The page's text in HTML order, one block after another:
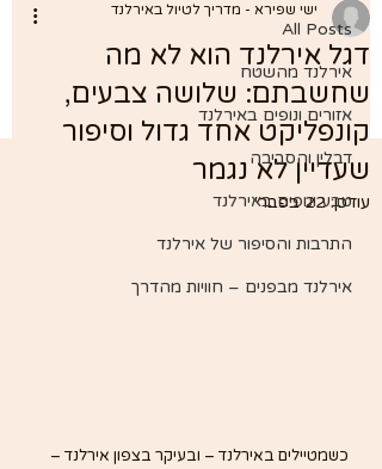
All Posts
אירלנד מהשטח
אזורים ונופים באירלנד
דבלין והסביבה
טבע ונופים באירלנד
התרבות והסיפור של אירלנד
אירלנד מבפנים – חוויות מהדרך
דגל אירלנד הוא לא מה
שחשבתם: שלושה צבעים,
קונפליקט אחד גדול וסיפור
שעדיין לא נגמר
ישי שפירא - מדריך לטיול באירלנד
עודכן:22 בפבר׳
כשמטיילים באירלנד – ובעיקר בצפון אירלנד –